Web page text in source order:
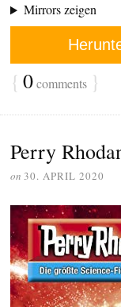
Mirrors zeigen
{ 0comments }
Perry
on 30. APRIL 2020